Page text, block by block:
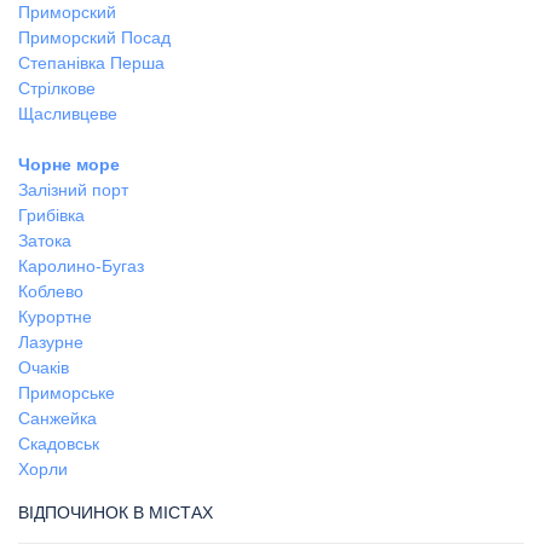
Приморский
Приморский Посад
Степанівка Перша
Стрілкове
Щасливцеве
Чорне море
Залізний порт
Грибівка
Затока
Каролино-Бугаз
Коблево
Курортне
Лазурне
Очаків
Приморське
Санжейка
Скадовськ
Хорли
ВІДПОЧИНОК В МІСТАХ